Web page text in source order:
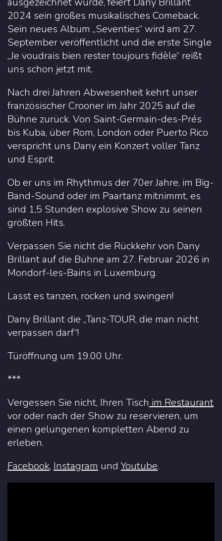
2024 sein großes musikalisches Comeback.
Sein neues Album „Seventies“ wird am 27.
September veröffentlicht und die erste Single
„Je voudrais bien rester toujours fidèle“ reißt
uns schon jetzt mit.
Nach drei Jahren Abwesenheit kehrt unser
französischer Crooner im Jahr 2025 auf die
Bühne zurück. Von Saint-Germain-des-Prés
bis Kuba, über Rom, London oder Puerto Rico
verspricht uns Dany ein Konzert voller Tanz
und Esprit.
Ob er uns im Rhythmus der 70er Jahre, im Big-
Band-Sound oder im Paartanz mitnimmt, es
sind 1,5 Stunden explosive Show zu seinen
größten Hits.
Verpassen Sie nicht die Rückkehr von Dany
Brillant auf die Bühne am 27. Februar 2026 in
Mondorf-les-Bains in Luxemburg.
Lasst es tanzen, rocken und swingen!
Dany Brillant die „Tanz-TOUR, die man nicht
verpassen darf“!
Türöffnung um 19.00 Uhr.
***
Vergessen Sie nicht, Ihren Tisch im Restaurant
vor oder nach der Show zu reservieren, um
einen gelungenen kompletten Abend zu
erleben.
Facebook, Instagram und Youtube.